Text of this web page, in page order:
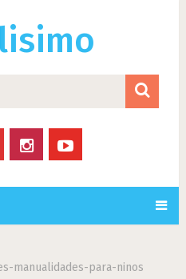
manualidades-para-ninos